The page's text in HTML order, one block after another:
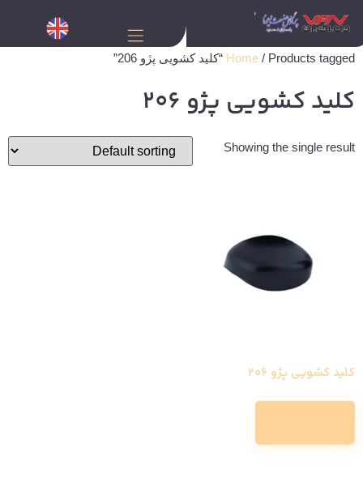
Home / Products tagged “کلید کشویی پژو 206”
کلید کشویی پژو 206
Showing the single result
کلید کشویی پژو 206